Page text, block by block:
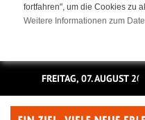
fortfahren", um die Cookies zu
Weitere Informationen zum
FREITAG, 07. AUGUST